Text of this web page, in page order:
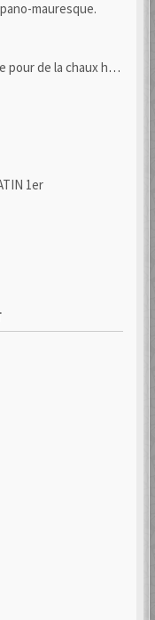
mauresque.
la chaux hydraulique
1er